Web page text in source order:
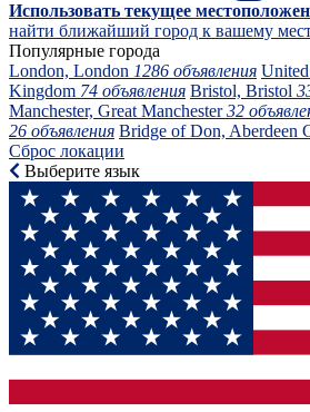
Использовать текущее
найти ближайший город к вашему
Популярные города
London, London 1286 объявления
Kingdom 74 объявления Bristol, Bristol
Manchester, Great Manchester32
26 объявления Bridge of Don, Aberdeen
Сброс локации
Выберите язык